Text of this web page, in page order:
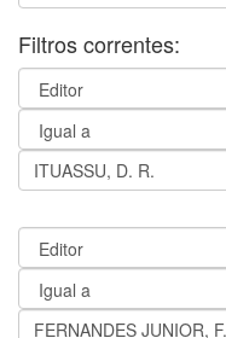
Filtros correntes: